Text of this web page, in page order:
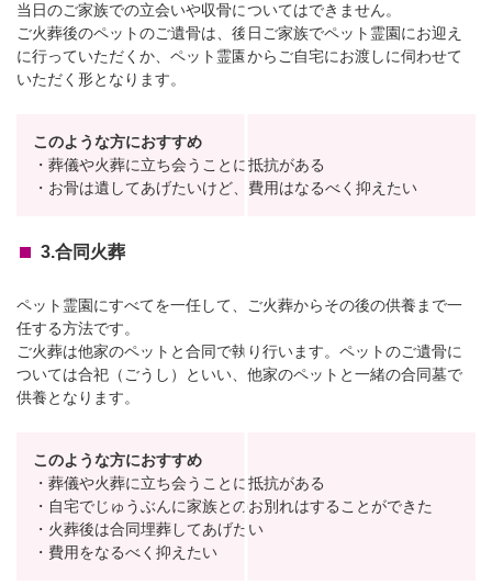
当日のご家族での立会いや収骨についてはできません。
ご火葬後のペットのご遺骨は、後日ご家族でペット霊園にお迎え
に行っていただくか、ペット霊園からご自宅にお渡しに伺わせて
いただく形となります。
このような方におすすめ
・葬儀や火葬に立ち会うことに抵抗がある
・お骨は遺してあげたいけど、費用はなるべく抑えたい
3.合同火葬
ペット霊園にすべてを一任して、ご火葬からその後の供養まで一
任する方法です。
ご火葬は他家のペットと合同で執り行います。ペットのご遺骨に
ついては合祀（ごうし）といい、他家のペットと一緒の合同墓で
供養となります。
このような方におすすめ
・葬儀や火葬に立ち会うことに抵抗がある
・自宅でじゅうぶんに家族とのお別れはすることができた
・火葬後は合同埋葬してあげたい
・費用をなるべく抑えたい